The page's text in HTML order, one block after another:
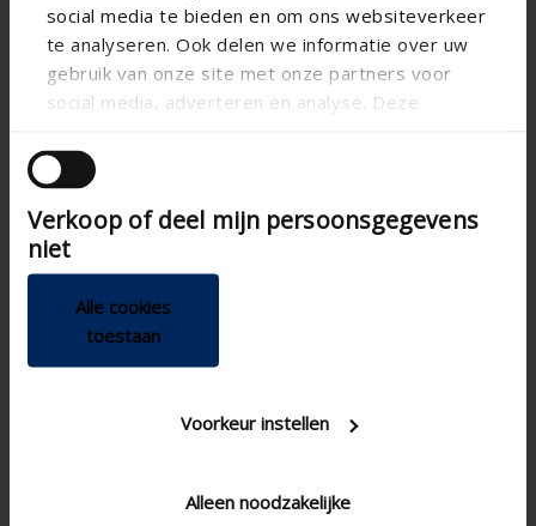
social media te bieden en om ons websiteverkeer
te analyseren. Ook delen we informatie over uw
gebruik van onze site met onze partners voor
social media, adverteren en analyse. Deze
andere informatie die u aan ze heeft verstrekt of
die ze hebben verzameld op basis van uw gebruik
van hun services.
Verkoop of deel mijn persoonsgegevens
niet
Alle cookies
toestaan
Voorkeur instellen
Alleen noodzakelijke
Technische spezifikationen
Physischer freier
32
Lamellenabstand (mm)
technical.standaardgaastype
-
technical.ip_klasse
technical.lameldiepte_mm
Gesamt Gittertiefe (mm)
0.245